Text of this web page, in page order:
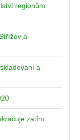
regionům
a
a
zatím